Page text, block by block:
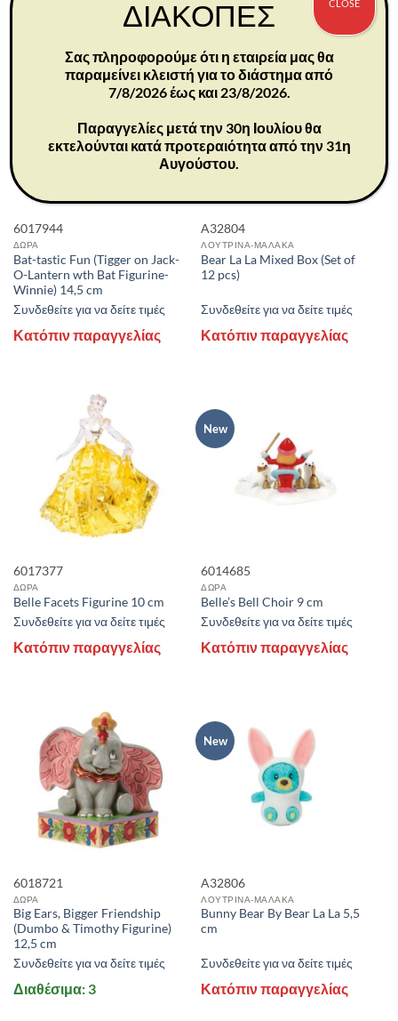
6017944
ΔΩΡΑ
Bat-tastic Fun (Tigger on Jack-
O-Lantern wth Bat Figurine-
Winnie) 14,5 cm
Συνδεθείτε για να δείτε τιμές
Κατόπιν παραγγελίας
New
A32804
ΛΟΥΤΡΙΝΑ-ΜΑΛΑΚΑ
Bear La La Mixed Box (Set of
12 pcs)
Συνδεθείτε για να δείτε τιμές
Κατόπιν παραγγελίας
6017377
ΔΩΡΑ
Belle Facets Figurine 10 cm
Συνδεθείτε για να δείτε τιμές
Κατόπιν παραγγελίας
New
6014685
ΔΩΡΑ
Belle’s Bell Choir 9 cm
Συνδεθείτε για να δείτε τιμές
Κατόπιν παραγγελίας
6018721
ΔΩΡΑ
Big Ears, Bigger Friendship
(Dumbo & Timothy Figurine)
12,5 cm
Συνδεθείτε για να δείτε τιμές
Διαθέσιμα: 3
New
A32806
ΛΟΥΤΡΙΝΑ-ΜΑΛΑΚΑ
Bunny Bear By Bear La La 5,5
cm
Συνδεθείτε για να δείτε τιμές
Κατόπιν παραγγελίας
ΔΙΑΚΟΠΕΣ
Σας πληροφορούμε ότι η εταιρεία μας θα
παραμείνει κλειστή για το διάστημα από
7/8/2026 έως και 23/8/2026.
Παραγγελίες μετά την 30η Ιουλίου θα
εκτελούνται κατά προτεραιότητα από την 31η
Αυγούστου.
CLOSE